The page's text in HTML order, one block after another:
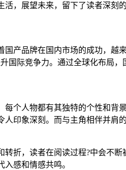
，展望未来，留下了读者深刻的
产品牌在国内市场的成功，
国际竞争力。通过全球化布局
每个人物都有其独特的个性和
印象深刻。而与主角相伴并
折，读者在阅读过程?中会不
感和情感共鸣。